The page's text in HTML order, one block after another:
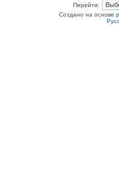
Перейти:
Создано на основе